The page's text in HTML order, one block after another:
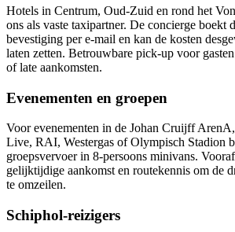
Hotels in Centrum, Oud-Zuid en rond het
ons als vaste taxipartner. De concierge boekt
bevestiging per e-mail en kan de kosten
laten zetten. Betrouwbare pick-up voor
of late aankomsten.
Evenementen en groepen
Voor evenementen in de Johan Cruijff
Live, RAI, Westergas of Olympisch Stadion
groepsvervoer in 8-persoons minivans.
gelijktijdige aankomst en routekennis om de
te omzeilen.
Schiphol-reizigers